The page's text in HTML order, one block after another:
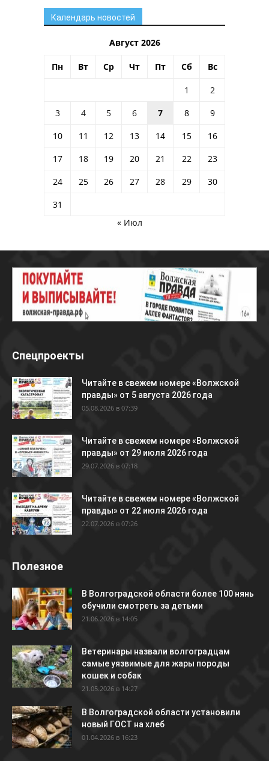
Календарь новостей
Август 2026
Пн Вт Ср Чт Пт Сб Вс
1
2
3
4 5 6 7 8
9
10
11 12 13 14 15
16
17
18 19 20 21 22
23
24
25 26 27 28 29
30
31
« Июл
Спецпроекты
Читайте в свежем номере «Волжской
правды» от 5 августа 2026 года
05.08.2026 в 07:39
Читайте в свежем номере «Волжской
правды» от 29 июля 2026 года
29.07.2026 в 07:18
Читайте в свежем номере «Волжской
правды» от 22 июля 2026 года
22.07.2026 в 07:26
Полезное
В Волгоградской области более 100 нянь
обучили смотреть за детьми
21.06.2026 в 14:05
Ветеринары назвали волгоградцам
самые уязвимые для жары породы
кошек и собак
21.05.2026 в 14:27
В Волгоградской области установили
новый ГОСТ на хлеб
01.04.2026 в 16:23